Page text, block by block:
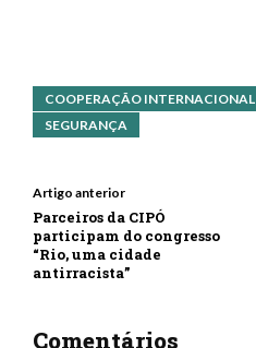
COOPERAÇÃO INTERNACIONAL
SEGURANÇA
Artigo anterior
Parceiros da CIPÓ
participam do congresso
“Rio, uma cidade
antirracista”
Comentários